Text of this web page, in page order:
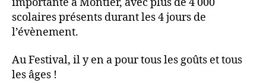
scolaires présents durant les 4 jours de
l’évènement.
Au Festival, il y en a pour tous les goûts et tous
les âges !